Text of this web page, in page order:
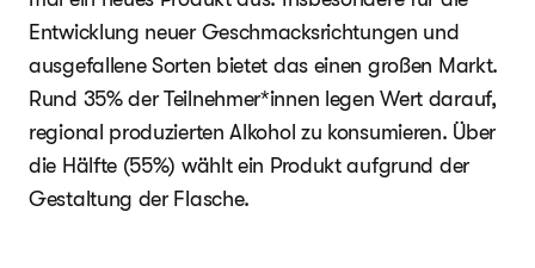
Entwicklung neuer Geschmacksrichtungen und
ausgefallene Sorten bietet das einen großen Markt.
Rund 35% der Teilnehmer*innen legen Wert darauf,
regional produzierten Alkohol zu konsumieren. Über
die Hälfte (55%) wählt ein Produkt aufgrund der
Gestaltung der Flasche.